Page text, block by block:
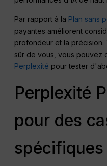
Par rapport à la Plan sans
payantes améliorent
profondeur et la
sûr de vous, vous pouvez
Perplexité pour tester
Perplexité
pour des
spécifiques